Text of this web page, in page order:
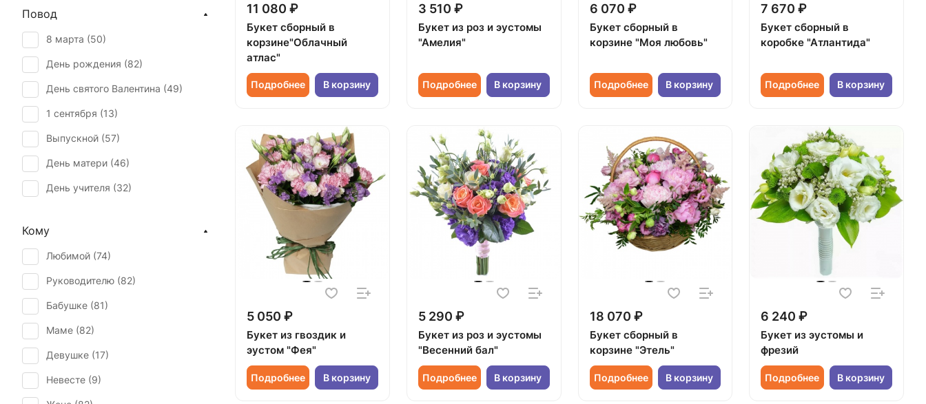
11 080 ₽
Букет сборный в
корзине"Облачный
атлас"
Подробнее В корзину
3 510 ₽
Букет из роз и эустомы
"Амелия"
Подробнее В корзину
6 070 ₽
Букет сборный в
корзине "Моя любовь"
Подробнее В корзину
7 670 ₽
Букет сборный в
коробке "Атлантида"
Подробнее В корзину
5 050 ₽
Букет из гвоздик и
эустом "Фея"
Подробнее В корзину
5 290 ₽
Букет из роз и эустомы
"Весенний бал"
Подробнее В корзину
18 070 ₽
Букет сборный в
корзине "Этель"
Подробнее В корзину
6 240 ₽
Букет из эустомы и
фрезий
Подробнее В корзину
Гипсофила (
Гортензия (8
Ирис (5)
Калла (1)
Лилия (1)
Маттиола (2)
Мимоза (1)
Нарцисс (1)
Повод
8 марта (50)
День рождения (82)
День святого Валентина (49)
1 сентября (13)
Выпускной (57)
День матери (46)
День учителя (32)
Первое свидание (
Последний звонок (
Рождение ребенка (
Свадьба (7)
Татьянин день (
Юбилей ( 67)
Кому
Любимой (74)
Руководителю (82)
Бабушке (81)
Маме (82)
Девушке (17)
Невесте (9)